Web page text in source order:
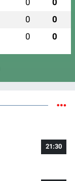
0 0
0 0
0 0
21:30